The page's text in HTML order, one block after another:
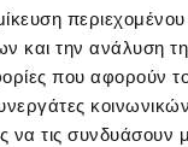
και την ανάλυση
που αφορούν
να τις συνδυάσουν